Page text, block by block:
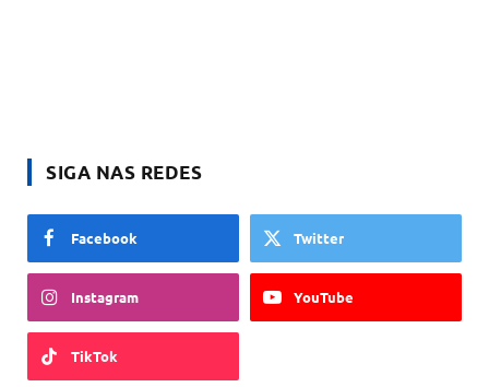
SIGA NAS REDES
Facebook Twitter
Instagram YouTube
TikTok